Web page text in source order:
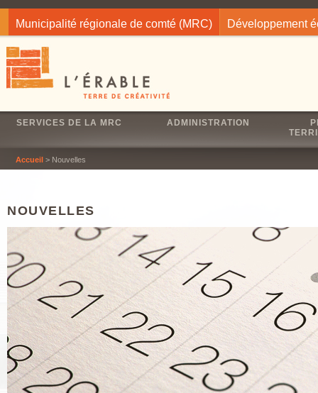
Municipalité régionale de comté (MRC) Développement
SERVICES DE LA MRC ADMINISTRATION
Accueil > Nouvelles
NOUVELLES